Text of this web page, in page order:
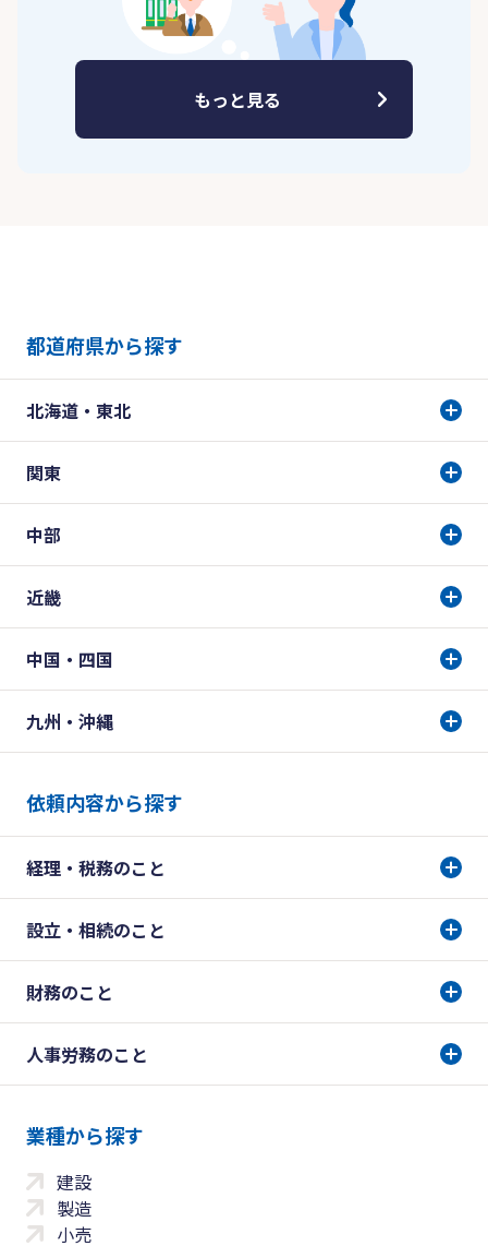
もっと見る
都道府県から探す
北海道・東北
関東
中部
近畿
中国・四国
九州・沖縄
依頼内容から探す
経理・税務のこと
設立・相続のこと
財務のこと
人事労務のこと
業種から探す
建設
製造
小売